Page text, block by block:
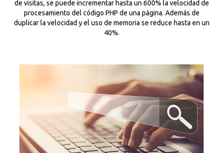
de visitas, se puede incrementar hasta un 600% la velocidad de
procesamiento del código PHP de una página. Además de
duplicar la velocidad y el uso de memoria se reduce hasta en un
40%.